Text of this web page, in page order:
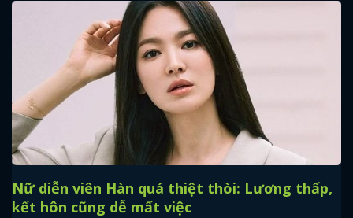
Nữ diễn viên Hàn quá thiệt thòi: Lương thấp,
kết hôn cũng dễ mất việc